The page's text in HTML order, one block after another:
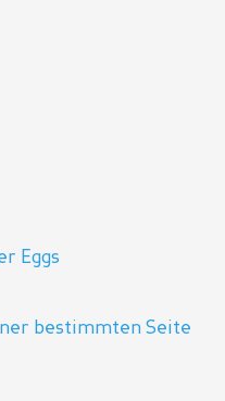
Eggs
bestimmten Seite